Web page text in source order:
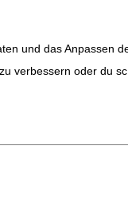
und das Anpassen
verbessern oder du